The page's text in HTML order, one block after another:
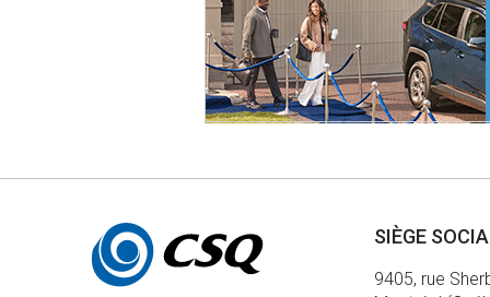
Autres
informations
SIÈGE
9405, rue